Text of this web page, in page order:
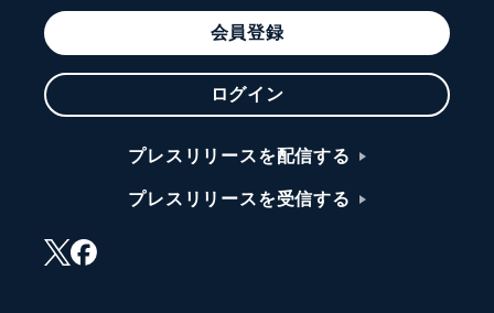
会員登録
ログイン
プレスリリースを配信する
プレスリリースを受信する